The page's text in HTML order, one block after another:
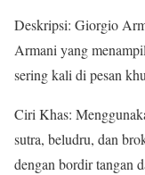
Deskripsi: Giorgio
Armani yang
sering kali di pesan
Ciri Khas:
sutra, beludru, dan
dengan bordir tangan